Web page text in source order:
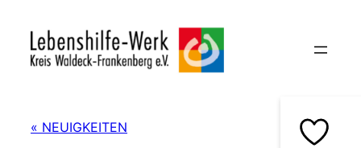
Inhalt
springen
« NEUIGKEITEN